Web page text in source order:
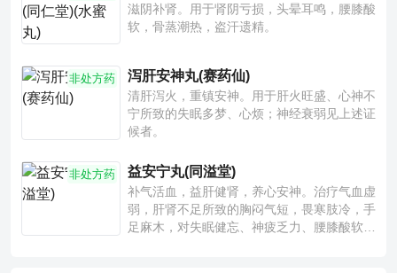
滋阴补肾。用于肾阴亏损，头晕耳鸣，腰膝酸
软，骨蒸潮热，盗汗遗精。
非处方药 泻肝安神丸(赛药仙)
清肝泻火，重镇安神。用于肝火旺盛、心神不
宁所致的失眠多梦、心烦；神经衰弱见上述证
候者。
非处方药 益安宁丸(同溢堂)
补气活血，益肝健肾，养心安神。治疗气血虚
弱，肝肾不足所致的胸闷气短，畏寒肢冷，手
足麻木，对失眠健忘、神疲乏力、腰膝酸软也